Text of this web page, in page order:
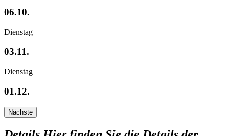
06.10.
Dienstag
03.11.
Dienstag
01.12.
Nächste